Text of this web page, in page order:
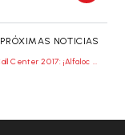
PRÓXIMAS NOTICIAS
Trofeos Call Center 2017: ¡Alfaloc debutó a lo grande!